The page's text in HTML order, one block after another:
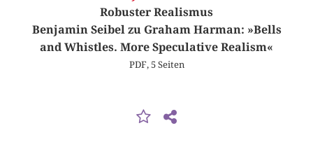
Robuster Realismus
Benjamin Seibel zu Graham Harman: »Bells
and Whistles. More Speculative Realism«
PDF, 5 Seiten